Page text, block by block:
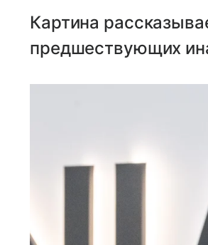
Картина
предшествующих